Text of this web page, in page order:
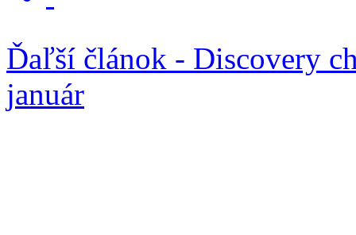
Ďaľší článok - Discovery
január